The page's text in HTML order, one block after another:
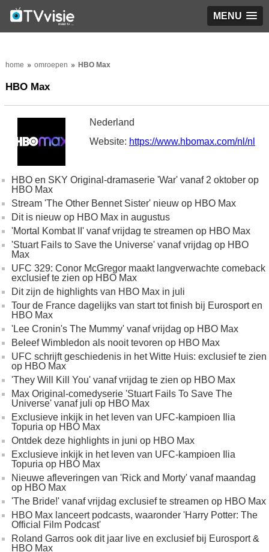
MENU
home omroepen HBO Max
HBO Max
Nederland
Website: https://www.hbomax.com/nl/nl
HBO en SKY Original-dramaserie 'War' vanaf 2 oktober op
HBO Max
Stream 'The Other Bennet Sister' nieuw op HBO Max
Dit is nieuw op HBO Max in augustus
'Mortal Kombat II' vanaf vrijdag te streamen op HBO Max
'Stuart Fails to Save the Universe' vanaf vrijdag op HBO
Max
UFC 329: Conor McGregor maakt langverwachte comeback
exclusief te zien op HBO Max
Dit zijn de highlights van HBO Max in juli
Tour de France dagelijks van start tot finish bij Eurosport en
HBO Max
'Lee Cronin's The Mummy' vanaf vrijdag op HBO Max
Beleef Wimbledon als nooit tevoren op HBO Max
UFC schrijft geschiedenis in het Witte Huis: exclusief te zien
op HBO Max
'They Will Kill You' vanaf vrijdag te zien op HBO Max
Max Original-comedyserie 'Stuart Fails To Save The
Universe' vanaf juli op HBO Max
Exclusieve inkijk in het leven van UFC-kampioen Ilia
Topuria op HBO Max
Ontdek deze highlights in juni op HBO Max
Exclusieve inkijk in het leven van UFC-kampioen Ilia
Topuria op HBO Max
Nieuwe afleveringen van 'Rick and Morty' vanaf maandag
op HBO Max
'The Bride!' vanaf vrijdag exclusief te streamen op HBO Max
HBO Max lanceert podcasts, waaronder 'Harry Potter: The
Official Film Podcast'
Roland Garros ook dit jaar live en exclusief bij Eurosport &
HBO Max